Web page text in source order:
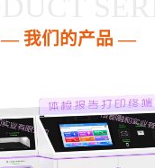
— 我们的产品 —